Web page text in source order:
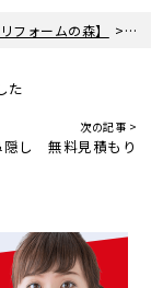
フォームの森】 > 新着
た
次の記事 >
し 無料見積もり